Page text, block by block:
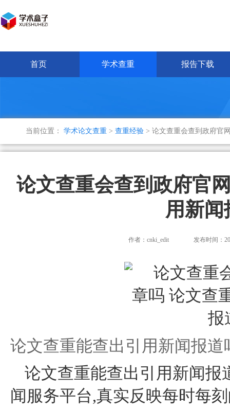
首页 学术查重 报告下载
当前位置： 学术论文查重 > 查重经验 > 论文查重会查到政府官
论文查重会查到政府官
用新闻
作者：cnki_edit 发布时间：
论文查重能查出引用新闻报道
论文查重能查出引用新闻报
闻服务平台,真实反映每时每